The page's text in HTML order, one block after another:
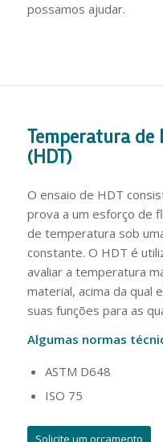
possamos ajudar.
Temperatura de
(HDT)
O ensaio de HDT
prova a um esforço de
de temperatura sob
constante. O HDT é
avaliar a temperatura
material, acima da qual
suas funções para as
Algumas normas
ASTM D648
ISO 75
Solicite um orçamento